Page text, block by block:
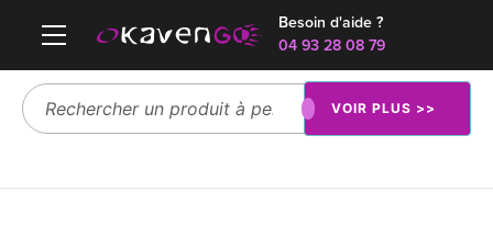
Besoin d'aide ?
04 93 28 08 79
VOIR PLUS >>